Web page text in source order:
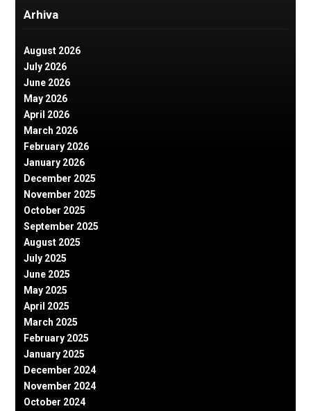
Arhiva
August 2026
July 2026
June 2026
May 2026
April 2026
March 2026
February 2026
January 2026
December 2025
November 2025
October 2025
September 2025
August 2025
July 2025
June 2025
May 2025
April 2025
March 2025
February 2025
January 2025
December 2024
November 2024
October 2024